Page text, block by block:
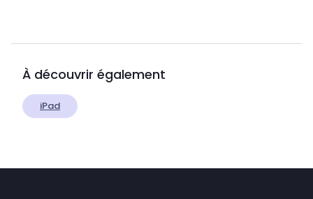
À découvrir également
iPad